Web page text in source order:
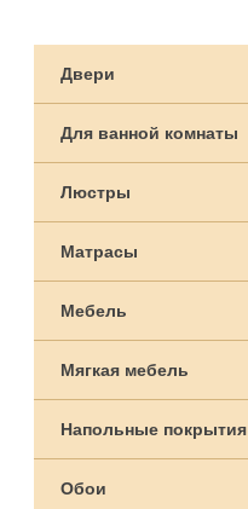
Двери
Для ванной комнаты
Люстры
Матрасы
Мебель
Мягкая мебель
Напольные покрытия
Обои